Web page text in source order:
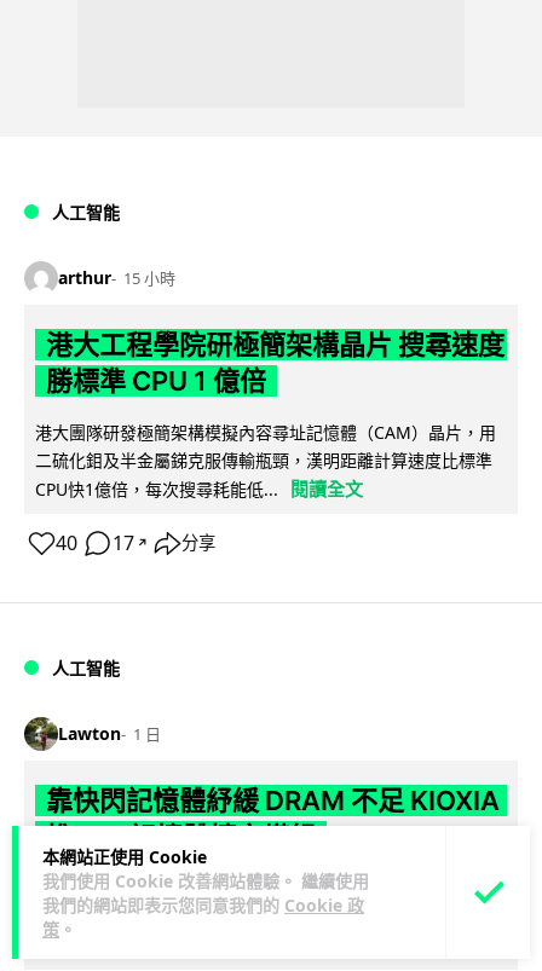
本網站正使用 Cookie
我們使用 Cookie 改善網站體驗。 繼續使用
我們的網站即表示您同意我們的 Cookie 政
策 。
人工智能
arthur 15 小時
港大工程學院研極簡架構晶片 搜尋速度
勝標準 CPU 1 億倍
港大團隊研發極簡架構模擬內容尋址記憶體（CAM）晶片，用
二硫化鉬及半金屬銻克服傳輸瓶頸，漢明距離計算速度比標準
CPU快1億倍，每次搜尋耗能低...
閱讀全文
40 17 ↗ 分享
人工智能
Lawton 1 日
靠快閃記憶體紓緩 DRAM 不足 KIOXIA
推 XL1 記憶體擴充模組
KIOXIA 發表全新記憶體擴充模組 XL1 系列，結合低延遲快閃記
憶體 XL-FLASH 與 CXL 介面，將快閃記憶體轉化為記憶體擴充
方...